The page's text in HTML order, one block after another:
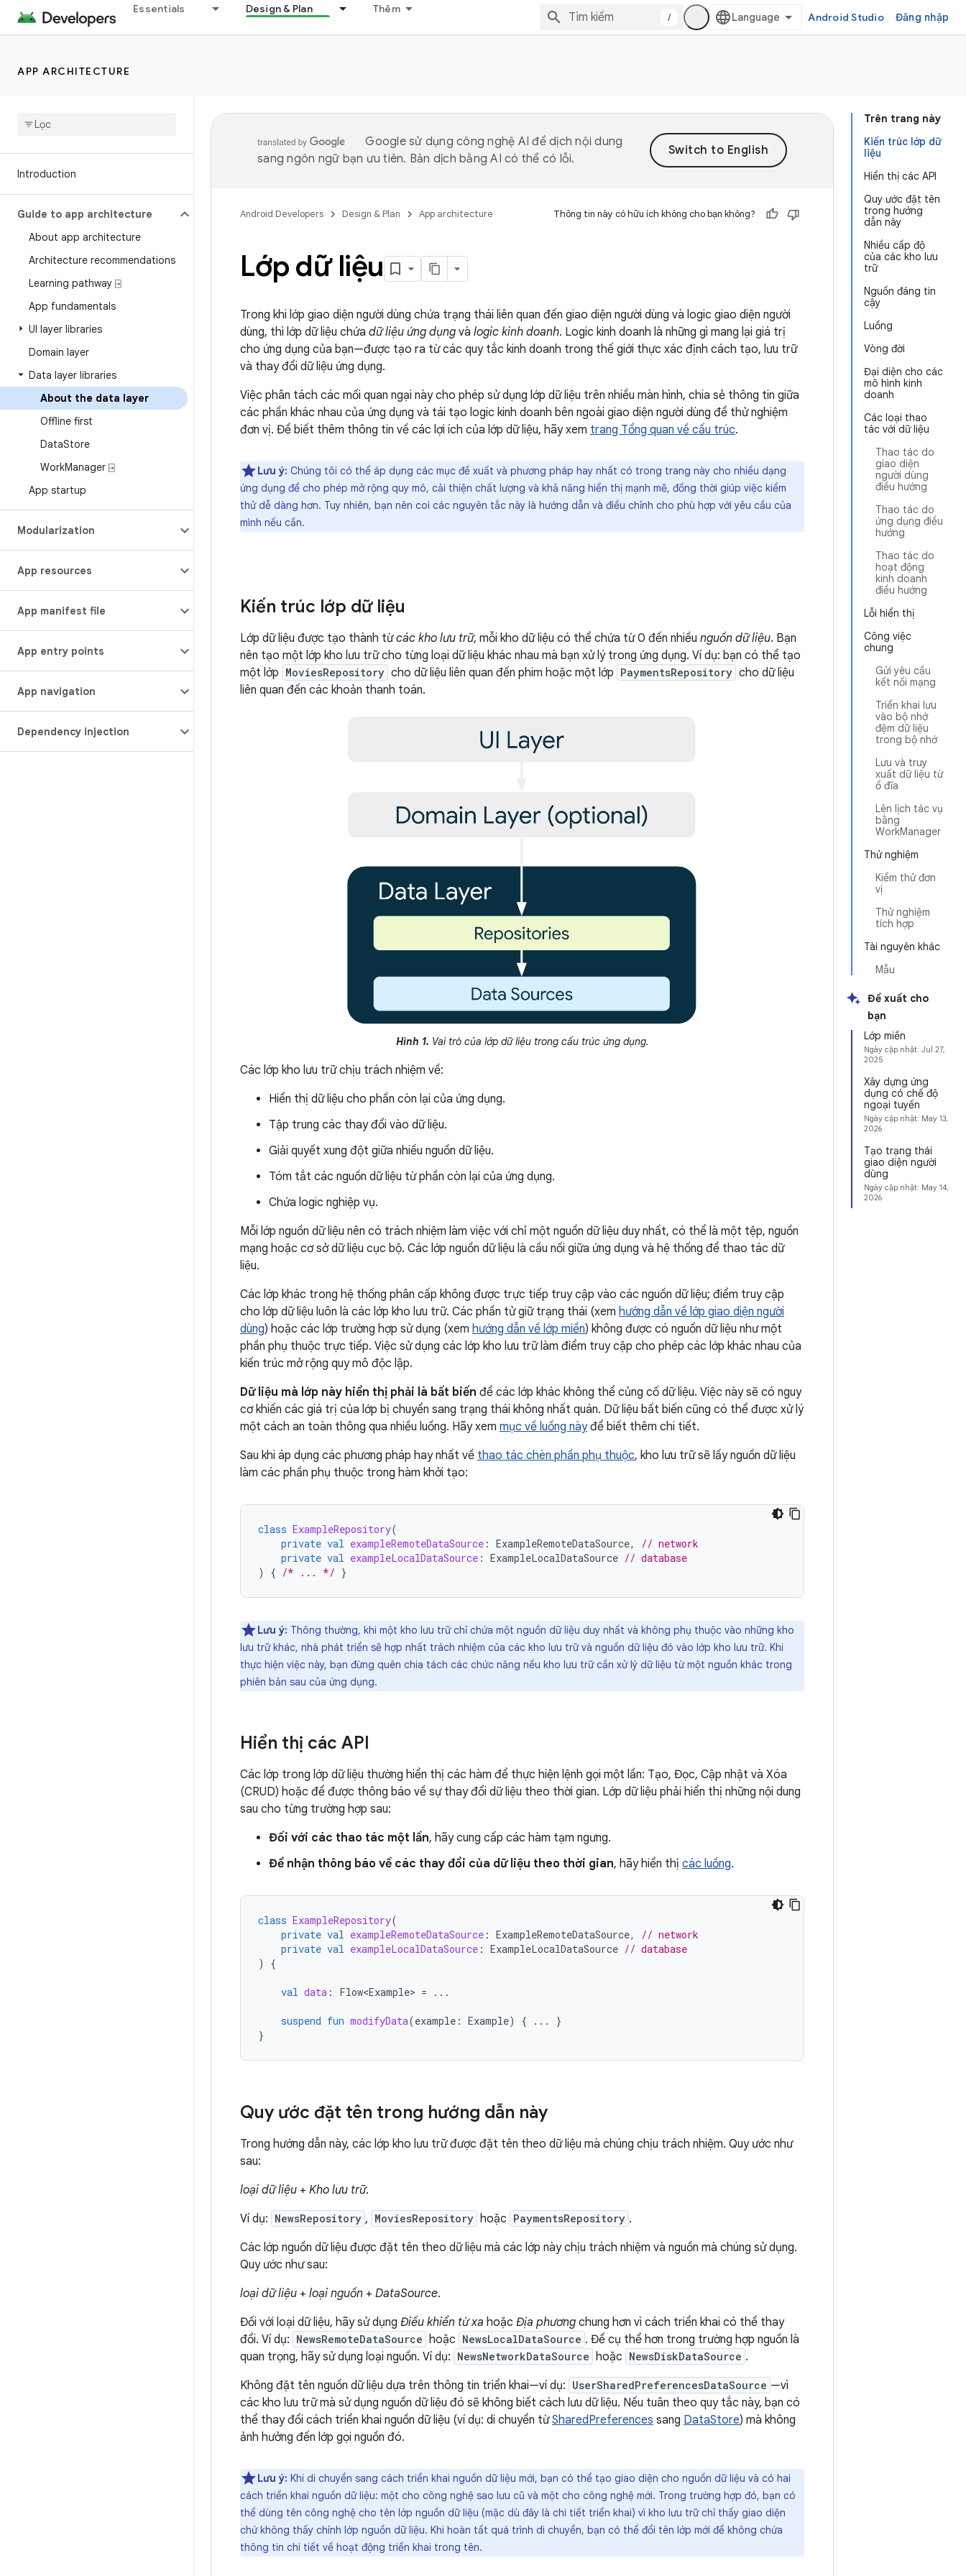
Essentials Design & Plan Thêm
/ Android Studio Đăng nhập
APP ARCHITECTURE
Introduction
Guide to app architecture
About app architecture
Architecture recommendations
Learning pathway ⍈
App fundamentals
UI layer libraries
Domain layer
Data layer libraries
About the data layer
Offline first
DataStore
WorkManager ⍈
App startup
Modularization
App resources
App manifest file
App entry points
App navigation
Dependency injection
Trên trang này
Kiến trúc lớp dữ
liệu
Hiển thị các API
Quy ước đặt tên
trong hướng
dẫn này
Nhiều cấp độ
của các kho lưu
trữ
Nguồn đáng tin
cậy
Luồng
Vòng đời
Đại diện cho các
mô hình kinh
doanh
Các loại thao
tác với dữ liệu
Thao tác do
giao diện
người dùng
điều hướng
Thao tác do
ứng dụng điều
hướng
Thao tác do
hoạt động
kinh doanh
điều hướng
Lỗi hiển thị
Công việc
chung
Gửi yêu cầu
kết nối mạng
Triển khai lưu
vào bộ nhớ
đệm dữ liệu
trong bộ nhớ
Lưu và truy
xuất dữ liệu từ
ổ đĩa
Lên lịch tác vụ
bằng
WorkManager
Thử nghiệm
Kiểm thử đơn
vị
Thử nghiệm
tích hợp
Tài nguyên khác
Mẫu
Đề xuất cho
bạn
Lớp miền
Ngày cập nhật: Jul 27,
2025
Xây dựng ứng
dụng có chế độ
ngoại tuyến
Ngày cập nhật: May 13,
2026
Tạo trạng thái
giao diện người
dùng
Ngày cập nhật: May 14,
2026
Google sử dụng công nghệ AI để dịch nội dung
sang ngôn ngữ bạn ưu tiên. Bản dịch bằng AI có thể có lỗi.
Android Developers Design & Plan App architecture Thông tin này có hữu ích không cho bạn không?
Lớp dữ liệu
Trong khi lớp giao diện người dùng chứa trạng thái liên quan đến giao diện người dùng và logic giao diện người
dùng, thì lớp dữ liệu chứa dữ liệu ứng dụng và logic kinh doanh. Logic kinh doanh là những gì mang lại giá trị
cho ứng dụng của bạn—được tạo ra từ các quy tắc kinh doanh trong thế giới thực xác định cách tạo, lưu trữ
và thay đổi dữ liệu ứng dụng.
Việc phân tách các mối quan ngại này cho phép sử dụng lớp dữ liệu trên nhiều màn hình, chia sẻ thông tin giữa
các phần khác nhau của ứng dụng và tái tạo logic kinh doanh bên ngoài giao diện người dùng để thử nghiệm
đơn vị. Để biết thêm thông tin về các lợi ích của lớp dữ liệu, hãy xem trang Tổng quan về cấu trúc.
Lưu ý: Chúng tôi có thể áp dụng các mục đề xuất và phương pháp hay nhất có trong trang này cho nhiều dạng
ứng dụng để cho phép mở rộng quy mô, cải thiện chất lượng và khả năng hiển thị mạnh mẽ, đồng thời giúp việc kiểm
thử dễ dàng hơn. Tuy nhiên, bạn nên coi các nguyên tắc này là hướng dẫn và điều chỉnh cho phù hợp với yêu cầu của
mình nếu cần.
Kiến trúc lớp dữ liệu
Lớp dữ liệu được tạo thành từcác kho lưu trữ, mỗi kho dữ liệu có thể chứa từ 0 đến nhiều nguồn dữ liệu. Bạn
nên tạo một lớp kho lưu trữ cho từng loại dữ liệu khác nhau mà bạn xử lý trong ứng dụng. Ví dụ: bạn có thể tạo
một lớp MoviesRepository cho dữ liệu liên quan đến phim hoặc một lớp PaymentsRepository cho dữ liệu
liên quan đến các khoản thanh toán.
Hình 1. Vai trò của lớp dữ liệu trong cấu trúc ứng dụng.
Các lớp kho lưu trữ chịu trách nhiệm về:
Hiển thị dữ liệu cho phần còn lại của ứng dụng.
Tập trung các thay đổi vào dữ liệu.
Giải quyết xung đột giữa nhiều nguồn dữ liệu.
Tóm tắt các nguồn dữ liệu từ phần còn lại của ứng dụng.
Chứa logic nghiệp vụ.
Mỗi lớp nguồn dữ liệu nên có trách nhiệm làm việc với chỉ một nguồn dữ liệu duy nhất, có thể là một tệp, nguồn
mạng hoặc cơ sở dữ liệu cục bộ. Các lớp nguồn dữ liệu là cầu nối giữa ứng dụng và hệ thống để thao tác dữ
liệu.
Các lớp khác trong hệ thống phân cấp không được trực tiếp truy cập vào các nguồn dữ liệu; điểm truy cập
cho lớp dữ liệu luôn là các lớp kho lưu trữ. Các phần tử giữ trạng thái (xem hướng dẫn về lớp giao diện người
dùng) hoặc các lớp trường hợp sử dụng (xem hướng dẫn về lớp miền) không được có nguồn dữ liệu như một
phần phụ thuộc trực tiếp. Việc sử dụng các lớp kho lưu trữ làm điểm truy cập cho phép các lớp khác nhau của
kiến trúc mở rộng quy mô độc lập.
Dữ liệu mà lớp này hiển thị phải là bất biến để các lớp khác không thể củng cố dữ liệu. Việc này sẽ có nguy
cơ khiến các giá trị của lớp bị chuyển sang trạng thái không nhất quán. Dữ liệu bất biến cũng có thể được xử lý
một cách an toàn thông qua nhiều luồng. Hãy xem mục về luồng nàyđể biết thêm chi tiết.
Sau khi áp dụng các phương pháp hay nhất về thao tác chèn phần phụ thuộc, kho lưu trữ sẽ lấy nguồn dữ liệu
làm các phần phụ thuộc trong hàm khởi tạo:
class ExampleRepository(
private val exampleRemoteDataSource : ExampleRemoteDataSource,
// network
private val exampleLocalDataSource : ExampleLocalDataSource // database
)
{ /* ... */ }
Lưu ý: Thông thường, khi một kho lưu trữ chỉ chứa một nguồn dữ liệu duy nhất và không phụ thuộc vào những kho
lưu trữ khác, nhà phát triển sẽ hợp nhất trách nhiệm của các kho lưu trữ và nguồn dữ liệu đó vào lớp kho lưu trữ. Khi
thực hiện việc này, bạn đừng quên chia tách các chức năng nếu kho lưu trữ cần xử lý dữ liệu từ một nguồn khác trong
phiên bản sau của ứng dụng.
Hiển thị các API
Các lớp trong lớp dữ liệu thường hiển thị các hàm để thực hiện lệnh gọi một lần: Tạo, Đọc, Cập nhật và Xóa
(CRUD) hoặc để được thông báo về sự thay đổi dữ liệu theo thời gian. Lớp dữ liệu phải hiển thị những nội dung
sau cho từng trường hợp sau:
Đối với các thao tác một lần, hãy cung cấp các hàm tạm ngưng.
Để nhận thông báo về các thay đổi của dữ liệu theo thời gian, hãy hiển thị các luồng.
class ExampleRepository(
private val exampleRemoteDataSource : ExampleRemoteDataSource,
// network
private val exampleLocalDataSource : ExampleLocalDataSource // database
)
{
val data : Flow<Example> = ...
suspend fun modifyData(example : Example) { ...
}
}
Quy ước đặt tên trong hướng dẫn này
Trong hướng dẫn này, các lớp kho lưu trữ được đặt tên theo dữ liệu mà chúng chịu trách nhiệm. Quy ước như
sau:
loại dữ liệu + Kho lưu trữ.
Ví dụ: NewsRepository , MoviesRepository hoặc PaymentsRepository .
Các lớp nguồn dữ liệu được đặt tên theo dữ liệu mà các lớp này chịu trách nhiệm và nguồn mà chúng sử dụng.
Quy ước như sau:
loại dữ liệu + loại nguồn + DataSource.
Đối với loại dữ liệu, hãy sử dụng Điều khiển từ xa hoặc Địa phương chung hơn vì cách triển khai có thể thay
đổi. Ví dụ: NewsRemoteDataSource hoặc NewsLocalDataSource . Để cụ thể hơn trong trường hợp nguồn là
quan trọng, hãy sử dụng loại nguồn. Ví dụ: NewsNetworkDataSource hoặc NewsDiskDataSource .
Không đặt tên nguồn dữ liệu dựa trên thông tin triển khai—ví dụ: UserSharedPreferencesDataSource —vì
các kho lưu trữ mà sử dụng nguồn dữ liệu đó sẽ không biết cách lưu dữ liệu. Nếu tuân theo quy tắc này, bạn có
thể thay đổi cách triển khai nguồn dữ liệu (ví dụ: di chuyển từSharedPreferences sang DataStore) mà không
ảnh hưởng đến lớp gọi nguồn đó.
Lưu ý: Khi di chuyển sang cách triển khai nguồn dữ liệu mới, bạn có thể tạo giao diện cho nguồn dữ liệu và có hai
cách triển khai nguồn dữ liệu: một cho công nghệ sao lưu cũ và một cho công nghệ mới. Trong trường hợp đó, bạn có
thể dùng tên công nghệ cho tên lớp nguồn dữ liệu (mặc dù đây là chi tiết triển khai) vì kho lưu trữ chỉ thấy giao diện
chứ không thấy chính lớp nguồn dữ liệu. Khi hoàn tất quá trình di chuyển, bạn có thể đổi tên lớp mới để không chứa
thông tin chi tiết về hoạt động triển khai trong tên.